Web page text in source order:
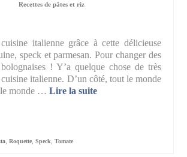
Recettes de pâtes et riz
italienne grâce à cette délicieuse
speck et parmesan. Pour changer des
! Y’a quelque chose de très
italienne. D’un côté, tout le monde
le monde …Lire la suite­­
,Roquette,Speck,Tomate